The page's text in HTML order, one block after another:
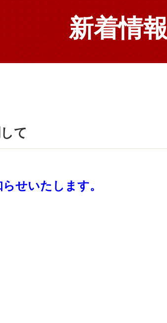
新着情報
て
せいたします。